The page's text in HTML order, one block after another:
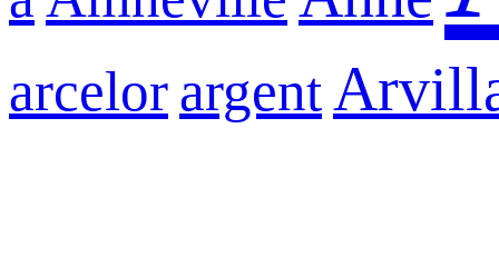
arcelorargent